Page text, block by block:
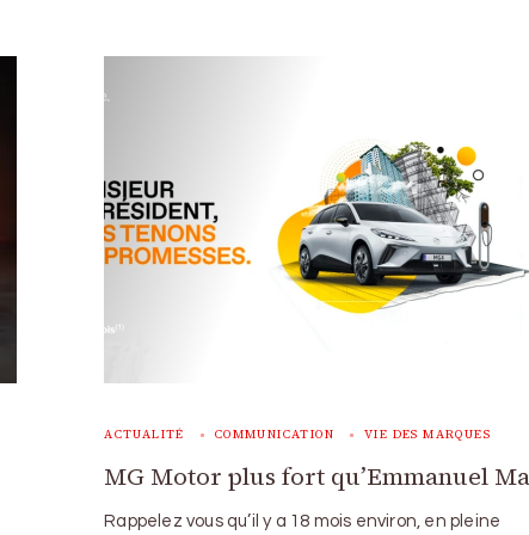
ACTUALITÉ COMMUNICATION VIE DES MARQUES
MG Motor plus fort qu’Emmanuel
Rappelez vous qu’il y a 18 mois environ, en pleine